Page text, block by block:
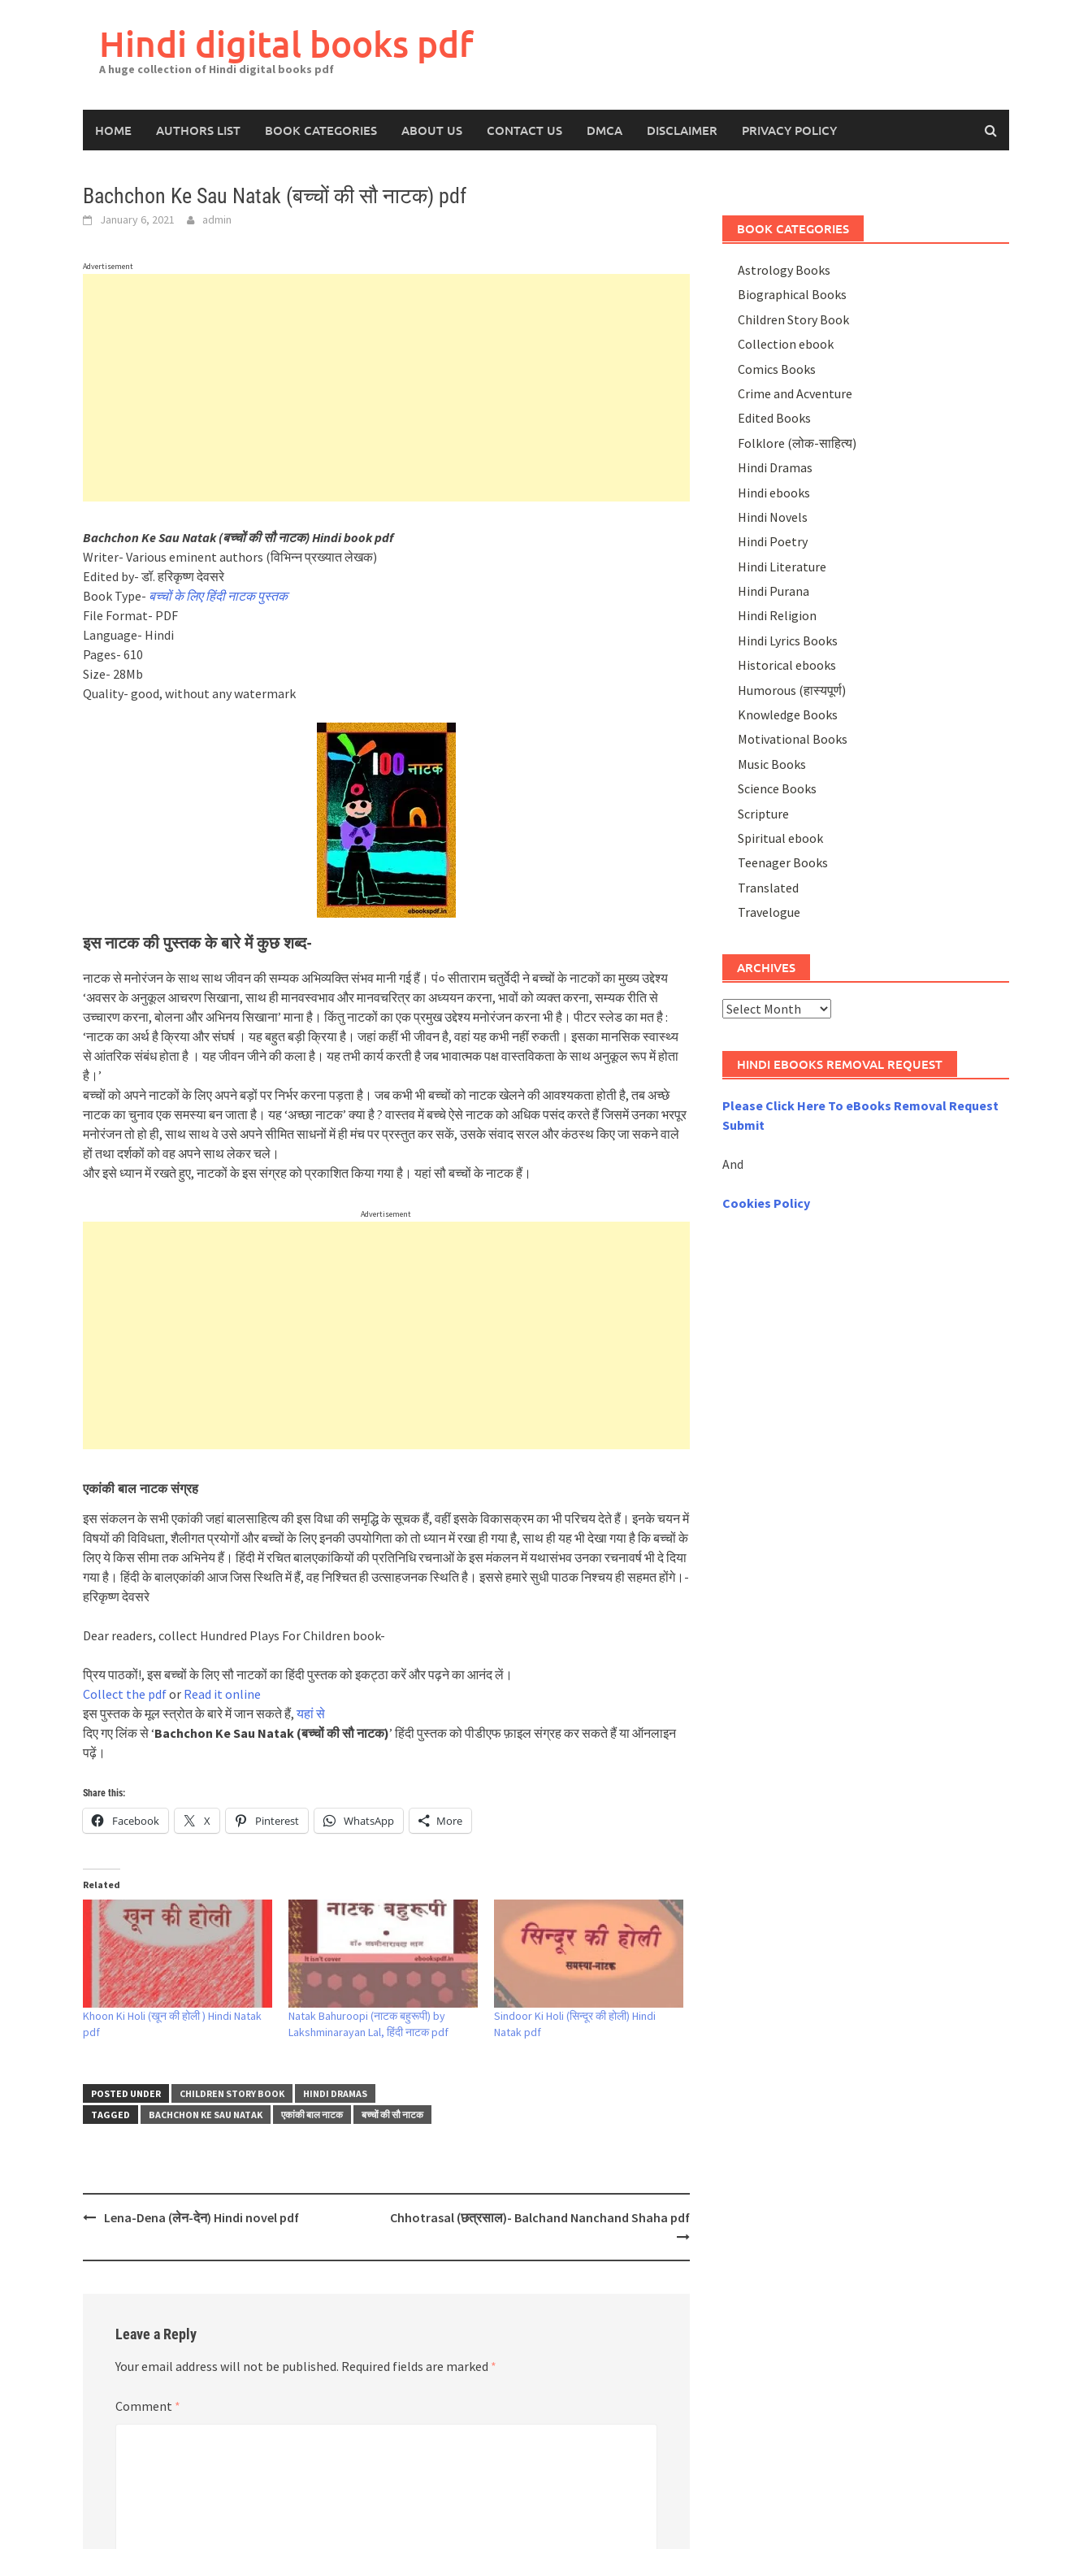
Hindi digital books pdf
A huge collection of Hindi digital books pdf
HOME AUTHORS LIST BOOK CATEGORIES ABOUT US CONTACT US DMCA DISCLAIMER PRIVACY POLICY
Bachchon Ke Sau Natak (बच्चों की सौ नाटक) pdf
January 6, 2021 admin
Advertisement
Bachchon Ke Sau Natak (बच्चों की सौ नाटक) Hindi book pdf
Writer- Various eminent authors (विभिन्न प्रख्यात लेखक)
Edited by- डॉ. हरिकृष्ण देवसरे
Book Type- बच्चों के लिए हिंदी नाटक पुस्तक
File Format- PDF
Language- Hindi
Pages- 610
Size- 28Mb
Quality- good, without any watermark
इस नाटक की पुस्तक के बारे में कुछ शब्द-
नाटक से मनोरंजन के साथ साथ जीवन की सम्यक अभिव्यक्ति संभव मानी गई हैं। पं० सीताराम चतुर्वेदी ने बच्चों के नाटकों का मुख्य उद्देश्य
‘अवसर के अनुकूल आचरण सिखाना, साथ ही मानवस्वभाव और मानवचरित्र का अध्ययन करना, भावों को व्यक्त करना, सम्यक रीति से
उच्चारण करना, बोलना और अभिनय सिखाना’ माना है। किंतु नाटकों का एक प्रमुख उद्देश्य मनोरंजन करना भी है। पीटर स्लेड का मत है :
‘नाटक का अर्थ है क्रिया और संघर्ष । यह बहुत बड़ी क्रिया है। जहां कहीं भी जीवन है, वहां यह कभी नहीं रुकती। इसका मानसिक स्वास्थ्य
से आंतरिक संबंध होता है । यह जीवन जीने की कला है। यह तभी कार्य करती है जब भावात्मक पक्ष वास्तविकता के साथ अनुकूल रूप में होता
है।’
बच्चों को अपने नाटकों के लिए अपने बड़ों पर निर्भर करना पड़ता है। जब कभी भी बच्चों को नाटक खेलने की आवश्यकता होती है, तब अच्छे
नाटक का चुनाव एक समस्या बन जाता है। यह ‘अच्छा नाटक’ क्या है ? वास्तव में बच्चे ऐसे नाटक को अधिक पसंद करते हैं जिसमें उनका भरपूर
मनोरंजन तो हो ही, साथ साथ वे उसे अपने सीमित साधनों में ही मंच पर प्रस्तुत कर सकें, उसके संवाद सरल और कंठस्थ किए जा सकने वाले
हों तथा दर्शकों को वह अपने साथ लेकर चले।
और इसे ध्यान में रखते हुए, नाटकों के इस संग्रह को प्रकाशित किया गया है। यहां सौ बच्चों के नाटक हैं।
Advertisement
एकांकी बाल नाटक संग्रह
इस संकलन के सभी एकांकी जहां बालसाहित्य की इस विधा की समृद्धि के सूचक हैं, वहीं इसके विकासक्रम का भी परिचय देते हैं। इनके चयन में
विषयों की विविधता, शैलीगत प्रयोगों और बच्चों के लिए इनकी उपयोगिता को तो ध्यान में रखा ही गया है, साथ ही यह भी देखा गया है कि बच्चों के
लिए ये किस सीमा तक अभिनेय हैं। हिंदी में रचित बालएकांकियों की प्रतिनिधि रचनाओं के इस मंकलन में यथासंभव उनका रचनावर्ष भी दे दिया
गया है। हिंदी के बालएकांकी आज जिस स्थिति में हैं, वह निश्चित ही उत्साहजनक स्थिति है। इससे हमारे सुधी पाठक निश्चय ही सहमत होंगे।-
हरिकृष्ण देवसरे
Dear readers, collect Hundred Plays For Children book-
प्रिय पाठकों!, इस बच्चों के लिए सौ नाटकों का हिंदी पुस्तक को इकट्ठा करें और पढ़ने का आनंद लें।
Collect the pdfor Read it online
इस पुस्तक के मूल स्त्रोत के बारे में जान सकते हैं,यहां से
दिए गए लिंक से ‘Bachchon Ke Sau Natak (बच्चों की सौ नाटक)’ हिंदी पुस्तक को पीडीएफ फ़ाइल संग्रह कर सकते हैं या ऑनलाइन
पढ़ें।
Share this:
Facebook X Pinterest WhatsApp More
Related
Khoon Ki Holi (खून की होली ) Hindi Natak
pdf
Natak Bahuroopi (नाटक बहुरूपी) by
Lakshminarayan Lal, हिंदी नाटक pdf
Sindoor Ki Holi (सिन्दूर की होली) Hindi
Natak pdf
POSTED UNDER CHILDREN STORY BOOK
HINDI DRAMAS
TAGGED
BACHCHON KE SAU NATAK एकांकी बाल नाटक बच्चों की सौ नाटक
PostLena-Dena (लेन-देन) Hindi novel pdf Chhotrasal (छत्रसाल)- Balchand Nanchand Shaha pdf
Leave a Reply
Your email address will not be published. Required fields are marked *
Comment *
BOOK CATEGORIES
Astrology Books
Biographical Books
Children Story Book
Collection ebook
Comics Books
Crime and Acventure
Edited Books
Folklore (लोक-साहित्य)
Hindi Dramas
Hindi ebooks
Hindi Novels
Hindi Poetry
Hindi Literature
Hindi Purana
Hindi Religion
Hindi Lyrics Books
Historical ebooks
Humorous (हास्यपूर्ण)
Knowledge Books
Motivational Books
Music Books
Science Books
Scripture
Spiritual ebook
Teenager Books
Translated
Travelogue
ARCHIVES
Archives
HINDI EBOOKS REMOVAL REQUEST
Please Click Here To eBooks Removal Request
Submit
And
Cookies Policy